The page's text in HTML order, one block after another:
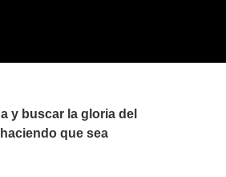
y buscar la gloria del
que sea